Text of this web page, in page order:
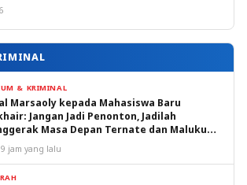
& KRIMINAL
Marsaoly kepada Mahasiswa Baru
Jangan Jadi Penonton, Jadilah
Masa Depan Ternate dan Maluku
jam yang lalu